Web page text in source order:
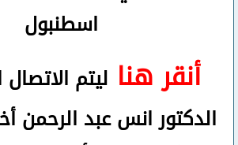
اسطنبول
أنقر هنا ليتم
الدكتور انس عبد الرحمن